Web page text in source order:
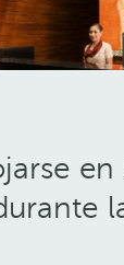
en